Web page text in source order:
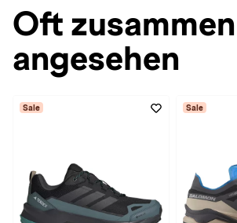
Oft zusammen
angesehen
Sale Sale